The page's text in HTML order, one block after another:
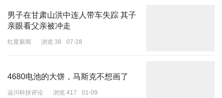
MG7不仅保留了机械素质的传统长板，更通过NGP和互联功能的加
男子在甘肃山洪中连人带车失踪 其子
亲眼看父亲被冲走
红星新闻 浏览 38 07-28
4680电池的大饼，马斯克不想画了
远川科技评论 浏览 417 01-09